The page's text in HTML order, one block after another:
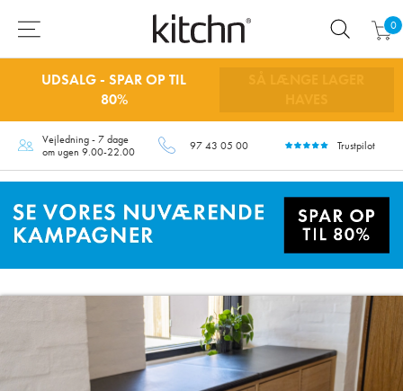
0
UDSALG - SPAR OP TIL
80%
Vejledning - 7 dage
om ugen 9.00-22.00
97 43 05 00 Trustpilot